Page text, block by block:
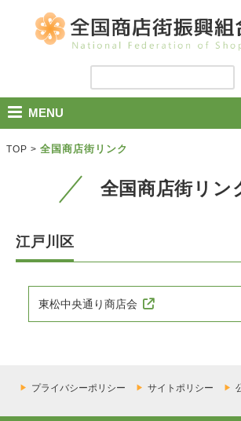
MENU
TOP > 全国商店街リンク
全国商店街リン
江戸川区
東松中央通り商店会
プライバシーポリシー サイトポリシー